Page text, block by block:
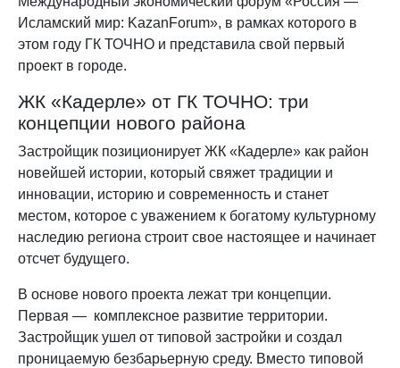
Исламский мир: KazanForum», в рамках которого в
этом году ГК ТОЧНО и представила свой первый
проект в городе.
ЖК «Кадерле» от ГК ТОЧНО: три
концепции нового района
Застройщик позиционирует ЖК «Кадерле» как район
новейшей истории, который свяжет традиции и
инновации, историю и современность и станет
местом, которое с уважением к богатому культурному
наследию региона строит свое настоящее и начинает
отсчет будущего.
В основе нового проекта лежат три концепции.
Первая — комплексное развитие территории.
Застройщик ушел от типовой застройки и создал
проницаемую безбарьерную среду. Вместо типовой